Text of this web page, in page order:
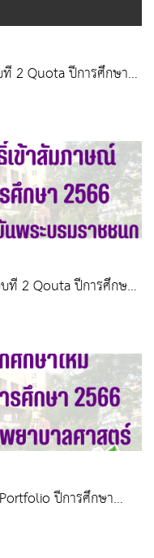
ที่ 2 Quota ปีการศึกษา
ที่ 2 Qouta ปีการศึกษา
ปีการศึกษา